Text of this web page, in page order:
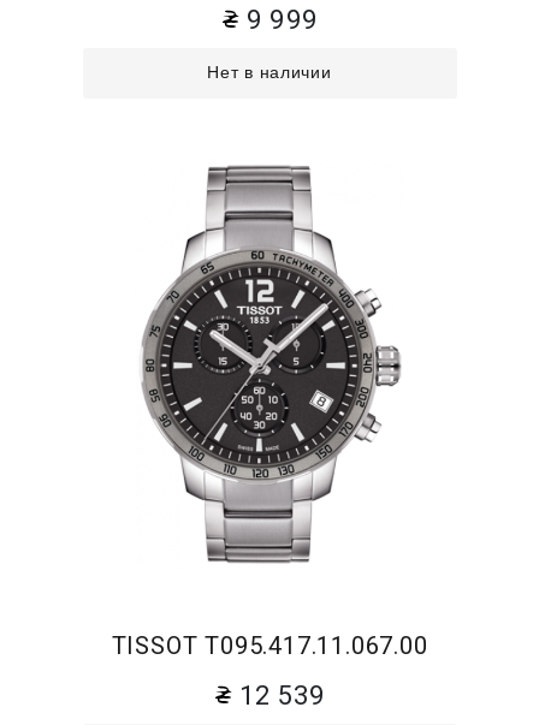
9 999
Нет в наличии
TISSOT T095.417.11.067.00
12 539